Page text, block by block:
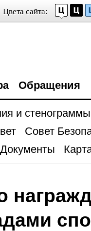
Цвета сайта:
Обращения
и стенограммы
Совет
Документы